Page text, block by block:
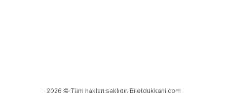
2026 © Tüm hakları saklıdır. Biletdukkani.com